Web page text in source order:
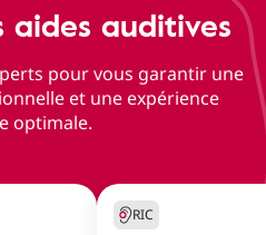
aides auditives
pour vous garantir une
et une expérience
optimale.
RIC